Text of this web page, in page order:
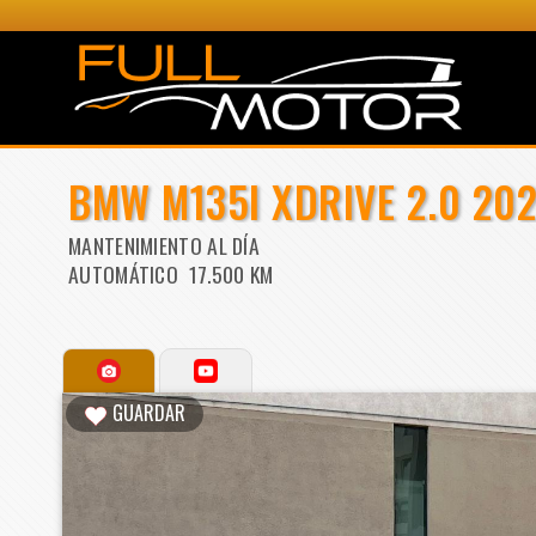
BMW M135I XDRIVE 2.0
MANTENIMIENTO AL DÍA
AUTOMÁTICO 17.500 KM
GUARDAR